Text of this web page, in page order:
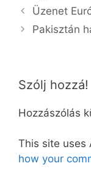
Üzenet
Pakisztán
Szólj hozzá!
Hozzászólás
This site uses
how your